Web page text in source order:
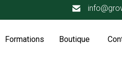
Formations Boutique